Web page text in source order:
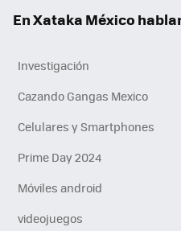
En Xataka México
Investigación
Cazando Gangas Mexico
Celulares y Smartphones
Prime Day 2024
Móviles android
videojuegos